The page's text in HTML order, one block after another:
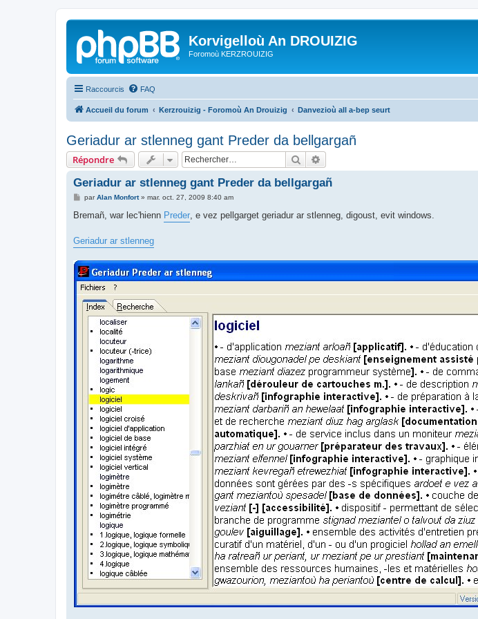
Korvigelloù An DROUIZIG
Foromoù KERZROUIZIG
Raccourcis FAQ
Accueil du forum Kerzrouizig - Foromoù An Drouizig Danvezioù all a-bep seurt
Geriadur ar stlenneg gant Preder da bellgargañ
Répondre Rechercher
Geriadur ar stlenneg gant Preder da bellgargañ
M
s
g
e
parAlan Monfort» mar. oct. 27, 2009 8:40 am
Bremañ, war lec'hienn Preder , e vez pellgarget geriadur ar stlenneg, digoust, evit windows.
Geriadur ar stlenneg